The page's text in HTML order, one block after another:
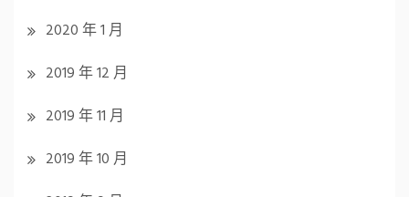
2020 年 1 月
2019 年 12 月
2019 年 11 月
2019 年 10 月